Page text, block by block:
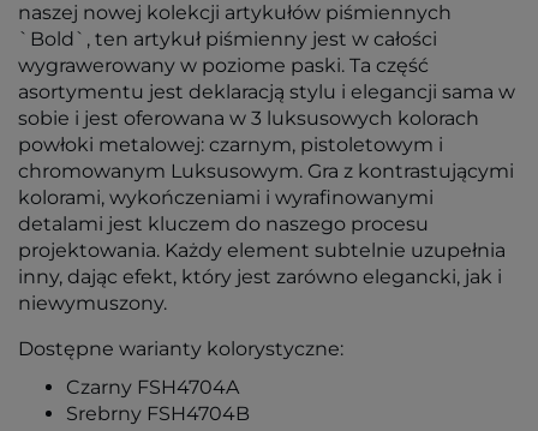
naszej nowej kolekcji artykułów piśmiennych
`Bold`, ten artykuł piśmienny jest w całości
wygrawerowany w poziome paski. Ta część
asortymentu jest deklaracją stylu i elegancji sama w
sobie i jest oferowana w 3 luksusowych kolorach
powłoki metalowej: czarnym, pistoletowym i
chromowanym Luksusowym. Gra z kontrastującymi
kolorami, wykończeniami i wyrafinowanymi
detalami jest kluczem do naszego procesu
projektowania. Każdy element subtelnie uzupełnia
inny, dając efekt, który jest zarówno elegancki, jak i
niewymuszony.
Dostępne warianty kolorystyczne:
Czarny FSH4704A
Srebrny FSH4704B